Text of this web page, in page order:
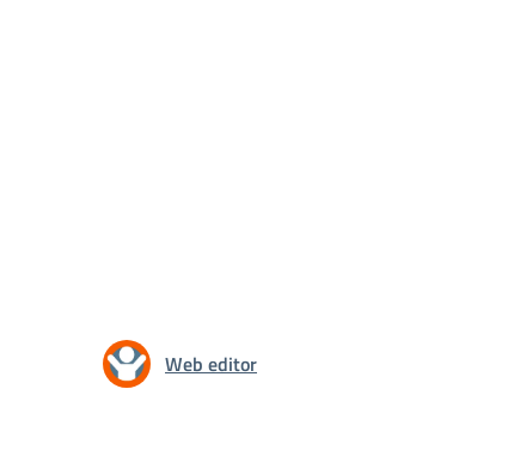
Web editor